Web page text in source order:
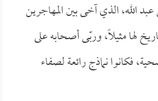
الله، الذي آخى بين المهاجرين
لها مثيلاً، وربّى أصحابه على
فكانوا نماذج رائعة لصفاء